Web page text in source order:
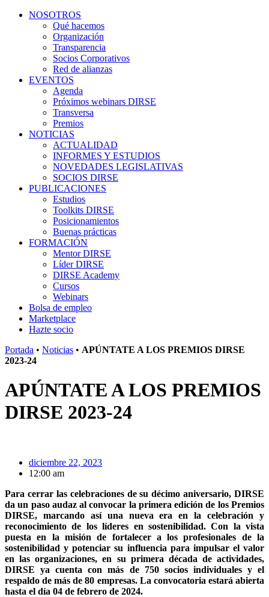
NOSOTROS
Qué hacemos
Organización
Transparencia
Socios Corporativos
Red de alianzas
EVENTOS
Agenda
Próximos webinars DIRSE
Transversa
Premios
NOTICIAS
ACTUALIDAD
INFORMES Y ESTUDIOS
NOVEDADES LEGISLATIVAS
SOCIOS DIRSE
PUBLICACIONES
Estudios
Toolkits DIRSE
Posicionamientos
Buenas prácticas
FORMACIÓN
Mentor DIRSE
Líder DIRSE
DIRSE Academy
Cursos
Webinars
Bolsa de empleo
Marketplace
Hazte socio
Portada • Noticias • APÚNTATE A LOS PREMIOS DIRSE
2023-24
APÚNTATE A LOS PREMIOS
DIRSE 2023-24
diciembre 22, 2023
12:00 am
Para cerrar las celebraciones de su décimo aniversario, DIRSE
da un paso audaz al convocar la primera edición de los Premios
DIRSE, marcando así una nueva era en la celebración y
reconocimiento de los líderes en sostenibilidad. Con la vista
puesta en la misión de fortalecer a los profesionales de la
sostenibilidad y potenciar su influencia para impulsar el valor
en las organizaciones, en su primera década de actividades,
DIRSE ya cuenta con más de 750 socios individuales y el
respaldo de más de 80 empresas. La convocatoria estará abierta
hasta el día 04 de febrero de 2024.